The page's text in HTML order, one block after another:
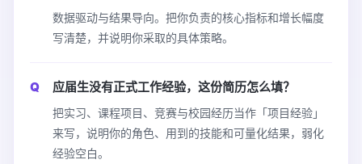
数据驱动与结果导向。把你负责的核心指标和增长幅度
写清楚，并说明你采取的具体策略。
应届生没有正式工作经验，这份简历怎么填？
把实习、课程项目、竞赛与校园经历当作「项目经验」
来写，说明你的角色、用到的技能和可量化结果，弱化
经验空白。